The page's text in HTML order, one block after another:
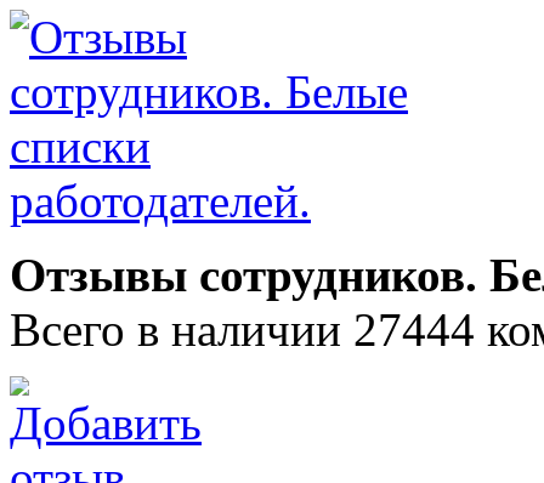
Отзывы сотрудников.
Всего в наличии 27444